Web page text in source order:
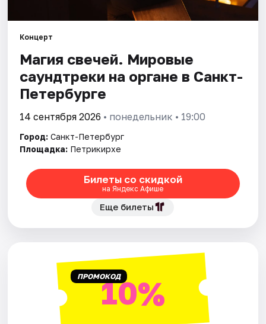
Площадки
Артисты
Рейтинги
Концерт
Магия свечей. Мировые
саундтреки на органе в Санкт-
Петербурге
14 сентября 2026 • понедельник • 19:00
Город: Санкт-Петербург
Площадка: Петрикирхе
Билеты со скидкой
на Яндекс Афише
Еще билеты
ПРОМОКОД10%